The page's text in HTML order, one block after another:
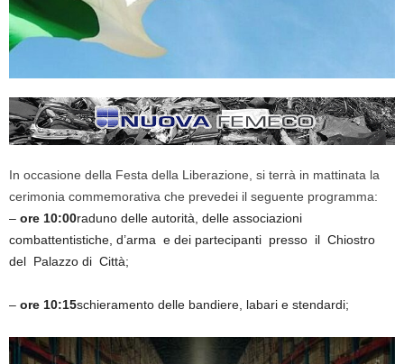
In occasione della Festa della Liberazione, si terrà in mattinata la
cerimonia commemorativa che prevedei il seguente programma:
– ore 10:00raduno delle autorità, delle associazioni
combattentistiche, d’arma e dei partecipanti presso il Chiostro
del Palazzo di Città;
– ore 10:15schieramento delle bandiere, labari e stendardi;